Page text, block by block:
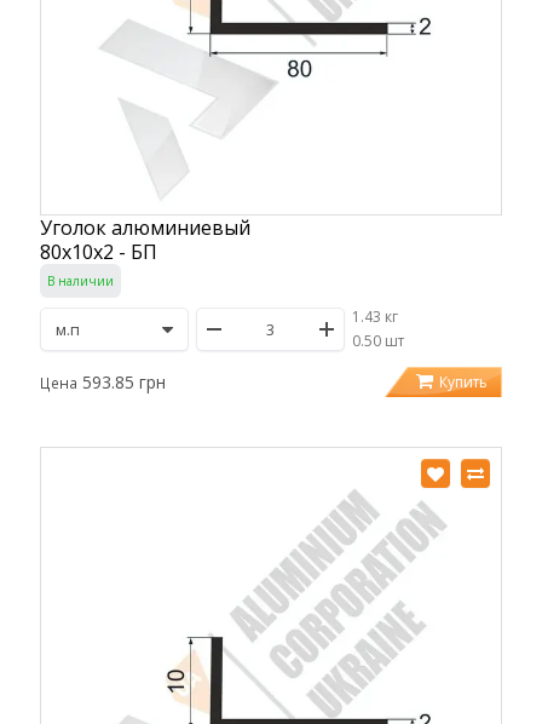
Уголок алюминиевый
80х10х2 - БП
В наличии
1.43 кг
/0.50 шт
Цена 593.85 грн Купить